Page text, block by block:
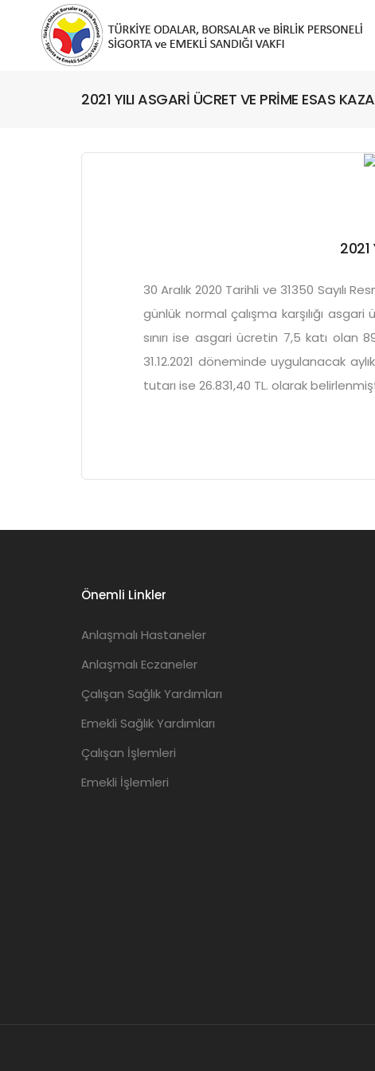
2021 YILI ASGARİ ÜCRET VE PRİME ESAS
2021
30 Aralık 2020 Tarihli ve 31350 Sayılı
günlük normal çalışma karşılığı
sınırı ise asgari ücretin 7,5 katı olan
31.12.2021 döneminde uygulanacak
tutarı ise 26.831,40 TL. olarak
Önemli Linkler
Anlaşmalı Hastaneler
Anlaşmalı Eczaneler
Çalışan Sağlık Yardımları
Emekli Sağlık Yardımları
Çalışan İşlemleri
Emekli İşlemleri